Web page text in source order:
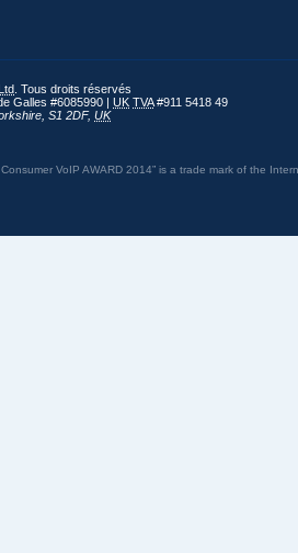
Ltd . Tous droits réservés
Galles #6085990 | UK TVA#911 5418 49
S1 2DF, UK
VoIP AWARD 2014” is a trade mark of the